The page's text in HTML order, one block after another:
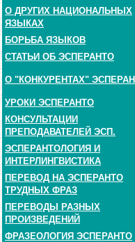
О ДРУГИХ НАЦИОНАЛЬНЫХ
ЯЗЫКАХ
БОРЬБА ЯЗЫКОВ
СТАТЬИ ОБ ЭСПЕРАНТО
О "КОНКУРЕНТАХ"
УРОКИ ЭСПЕРАНТО
КОНСУЛЬТАЦИИ
ПРЕПОДАВАТЕЛЕЙ ЭСП.
ЭСПЕРАНТОЛОГИЯ И
ИНТЕРЛИНГВИСТИКА
ПЕРЕВОД НА ЭСПЕРАНТО
ТРУДНЫХ ФРАЗ
ПЕРЕВОДЫ РАЗНЫХ
ПРОИЗВЕДЕНИЙ
ФРАЗЕОЛОГИЯ ЭСПЕРАНТО